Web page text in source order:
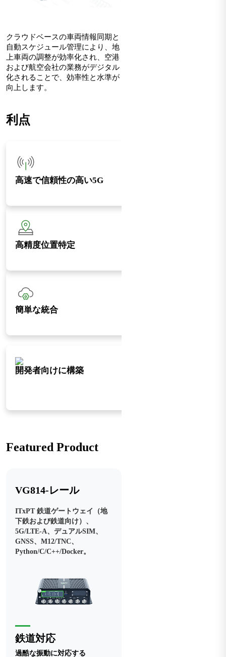
クラウドベースの車両情報同期と
自動スケジュール管理により、地
上車両の調整が効率化され、空港
および航空会社の業務がデジタル
化されることで、効率性と水準が
向上します。
利点
高速で信頼性の高い5G
高精度位置特定
簡単な統合
開発者向けに構築
Featured Product
VG814-レール
ITxPT 鉄道ゲートウェイ（地
下鉄および鉄道向け）、
5G/LTE-A、デュアルSIM、
GNSS、M12/TNC、
Python/C/C++/Docker。
鉄道対応
過酷な振動に対応する